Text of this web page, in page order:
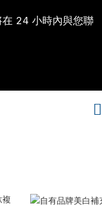
在 24 小時內與您聯